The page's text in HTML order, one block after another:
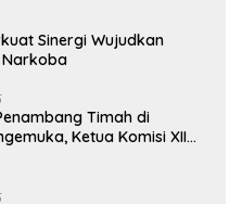
Sinergi Wujudkan
Narkoba
Timah di
Ketua Komisi XII